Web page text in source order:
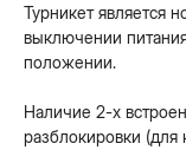
Турникет является
выключении
положении.
Наличие 2-х
разблокировки (для